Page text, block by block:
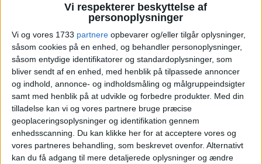
Vi respekterer beskyttelse af
personoplysninger
Vi og vores 1733 partnere opbevarer og/eller tilgår oplysninger,
såsom cookies på en enhed, og behandler personoplysninger,
såsom entydige identifikatorer og standardoplysninger, som
bliver sendt af en enhed, med henblik på tilpassede annoncer
og indhold, annonce- og indholdsmåling og målgruppeindsigter
samt med henblik på at udvikle og forbedre produkter. Med din
tilladelse kan vi og vores partnere bruge præcise
geoplaceringsoplysninger og identifikation gennem
enhedsscanning. Du kan klikke her for at acceptere vores og
vores partneres behandling, som beskrevet ovenfor. Alternativt
kan du få adgang til mere detaljerede oplysninger og ændre